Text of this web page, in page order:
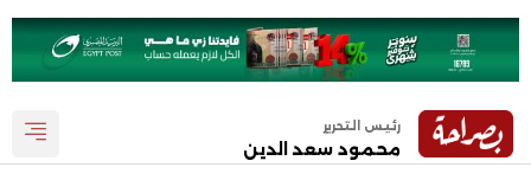
رئيس التحرير
محمود سعد الدين